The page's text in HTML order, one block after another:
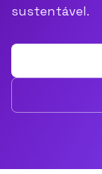
sustentável.